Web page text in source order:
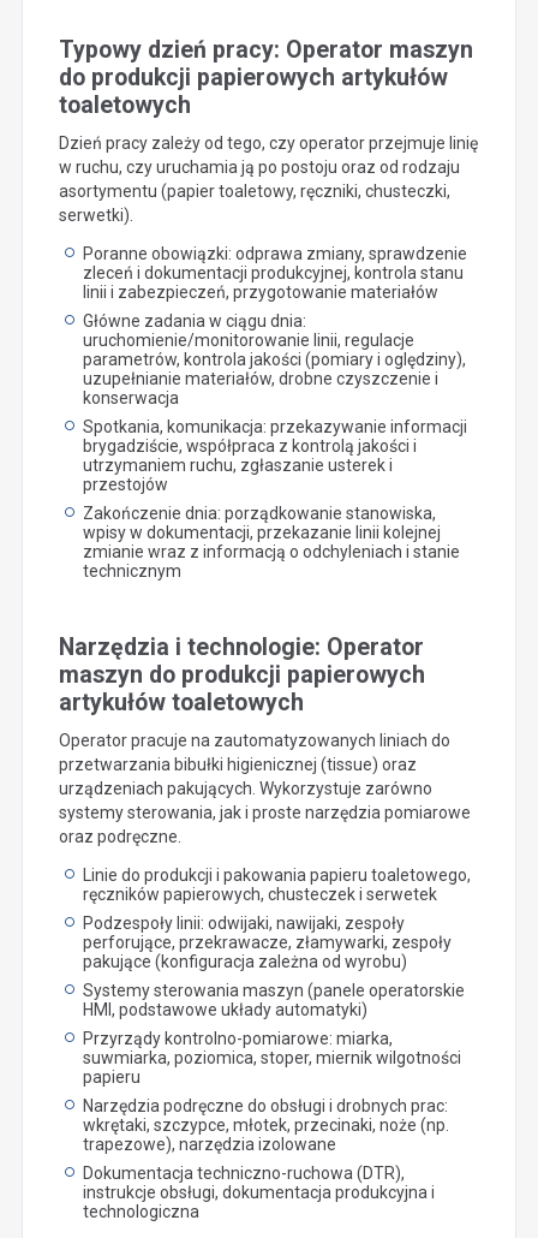
Typowy dzień pracy: Operator maszyn
do produkcji papierowych artykułów
toaletowych
Dzień pracy zależy od tego, czy operator przejmuje linię
w ruchu, czy uruchamia ją po postoju oraz od rodzaju
asortymentu (papier toaletowy, ręczniki, chusteczki,
serwetki).
Poranne obowiązki: odprawa zmiany, sprawdzenie
zleceń i dokumentacji produkcyjnej, kontrola stanu
linii i zabezpieczeń, przygotowanie materiałów
Główne zadania w ciągu dnia:
uruchomienie/monitorowanie linii, regulacje
parametrów, kontrola jakości (pomiary i oględziny),
uzupełnianie materiałów, drobne czyszczenie i
konserwacja
Spotkania, komunikacja: przekazywanie informacji
brygadziście, współpraca z kontrolą jakości i
utrzymaniem ruchu, zgłaszanie usterek i
przestojów
Zakończenie dnia: porządkowanie stanowiska,
wpisy w dokumentacji, przekazanie linii kolejnej
zmianie wraz z informacją o odchyleniach i stanie
technicznym
Narzędzia i technologie: Operator
maszyn do produkcji papierowych
artykułów toaletowych
Operator pracuje na zautomatyzowanych liniach do
przetwarzania bibułki higienicznej (tissue) oraz
urządzeniach pakujących. Wykorzystuje zarówno
systemy sterowania, jak i proste narzędzia pomiarowe
oraz podręczne.
Linie do produkcji i pakowania papieru toaletowego,
ręczników papierowych, chusteczek i serwetek
Podzespoły linii: odwijaki, nawijaki, zespoły
perforujące, przekrawacze, złamywarki, zespoły
pakujące (konfiguracja zależna od wyrobu)
Systemy sterowania maszyn (panele operatorskie
HMI, podstawowe układy automatyki)
Przyrządy kontrolno-pomiarowe: miarka,
suwmiarka, poziomica, stoper, miernik wilgotności
papieru
Narzędzia podręczne do obsługi i drobnych prac:
wkrętaki, szczypce, młotek, przecinaki, noże (np.
trapezowe), narzędzia izolowane
Dokumentacja techniczno-ruchowa (DTR),
instrukcje obsługi, dokumentacja produkcyjna i
technologiczna